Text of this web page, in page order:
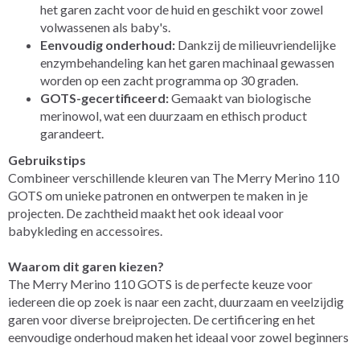
het garen zacht voor de huid en geschikt voor zowel
volwassenen als baby's.
Eenvoudig onderhoud: Dankzij de milieuvriendelijke
enzymbehandeling kan het garen machinaal gewassen
worden op een zacht programma op 30 graden.
GOTS-gecertificeerd:Gemaakt van biologische
merinowol, wat een duurzaam en ethisch product
garandeert.
Gebruikstips
Combineer verschillende kleuren van The Merry Merino 110
GOTS om unieke patronen en ontwerpen te maken in je
projecten. De zachtheid maakt het ook ideaal voor
babykleding en accessoires.
Waarom dit garen kiezen?
The Merry Merino 110 GOTS is de perfecte keuze voor
iedereen die op zoek is naar een zacht, duurzaam en veelzijdig
garen voor diverse breiprojecten. De certificering en het
eenvoudige onderhoud maken het ideaal voor zowel beginners